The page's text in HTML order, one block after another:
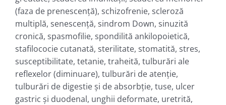
(faza de prenescenţă), schizofrenie, scleroză
multiplă, senescenţă, sindrom Down, sinuzită
cronică, spasmofilie, spondilită ankilopoietică,
stafilococie cutanată, sterilitate, stomatită, stres,
susceptibilitate, tetanie, traheită, tulburări ale
reflexelor (diminuare), tulburări de atenţie,
tulburări de digestie şi de absorbţie, tuse, ulcer
gastric şi duodenal, unghii deformate, uretrită,